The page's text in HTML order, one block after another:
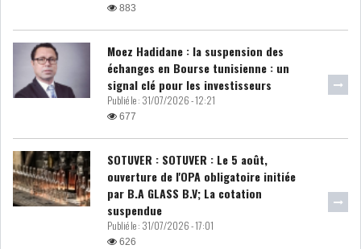
LE DÉFICIT COURANT SE
CREUSE À NOUVEAU,...
INS : L'INFLATION RECULE À
IRADA : PREMIER APPEL À
FONDATION POUR L...
883
Moez Hadidane : la suspension des
échanges en Bourse tunisienne : un
signal clé pour les investisseurs
Publié le : 31/07/2026 - 12:21
677
SOTUVER : SOTUVER : Le 5 août,
ouverture de l'OPA obligatoire initiée
par B.A GLASS B.V; La cotation
suspendue
Publié le : 31/07/2026 - 17:01
626